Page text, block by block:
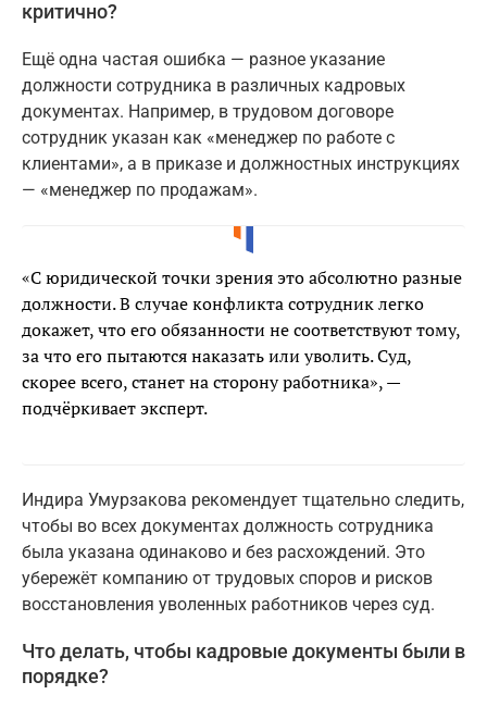
критично?
Ещё одна частая ошибка — разное указание
должности сотрудника в различных кадровых
документах. Например, в трудовом договоре
сотрудник указан как «менеджер по работе с
клиентами», а в приказе и должностных инструкциях
— «менеджер по продажам».
«С юридической точки зрения это абсолютно разные
должности. В случае конфликта сотрудник легко
докажет, что его обязанности не соответствуют тому,
за что его пытаются наказать или уволить. Суд,
скорее всего, станет на сторону работника», —
подчёркивает эксперт.
Индира Умурзакова рекомендует тщательно следить,
чтобы во всех документах должность сотрудника
была указана одинаково и без расхождений. Это
убережёт компанию от трудовых споров и рисков
восстановления уволенных работников через суд.
Что делать, чтобы кадровые документы были в
порядке?